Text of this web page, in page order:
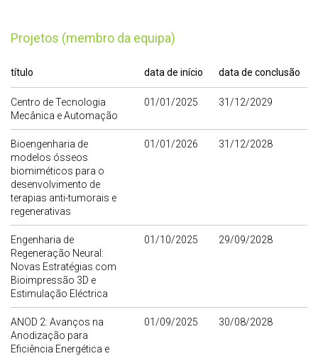
Projetos (membro da equipa)
título data de início data de conclusão
Centro de Tecnologia
Mecânica e Automação
01/01/2025 31/12/2029
Bioengenharia de
modelos ósseos
biomiméticos para o
desenvolvimento de
terapias anti-tumorais e
regenerativas
01/01/2026 31/12/2028
Engenharia de
Regeneração Neural:
Novas Estratégias com
Bioimpressão 3D e
Estimulação Eléctrica
01/10/2025 29/09/2028
ANOD 2: Avanços na
Anodização para
Eficiência Energética e
01/09/2025 30/08/2028